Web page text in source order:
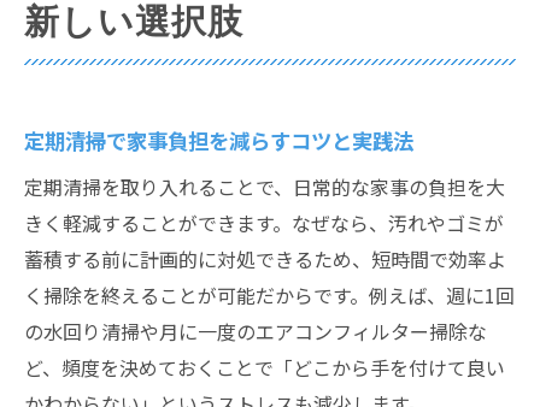
快適な暮らしへ導く定期清掃活用のすすめ
定期清掃で快適な住環境を維持する方法
定期清掃活用で家族の健康を守るポイント
定期清掃を続けることで得られる安心感
定期清掃で家計の負担軽減を実現するには
愛知県蒲郡市が注目される定期清掃事情とは
定期清掃が愛知県蒲郡市で注目される背景
蒲郡市の定期清掃事情と地域特性のポイン
ト
新しい選択肢
定期清掃で家事負担を減らすコツと実践法
定期清掃を取り入れることで、日常的な家事の負担を大
きく軽減することができます。なぜなら、汚れやゴミが
蓄積する前に計画的に対処できるため、短時間で効率よ
く掃除を終えることが可能だからです。例えば、週に1回
の水回り清掃や月に一度のエアコンフィルター掃除な
ど、頻度を決めておくことで「どこから手を付けて良い